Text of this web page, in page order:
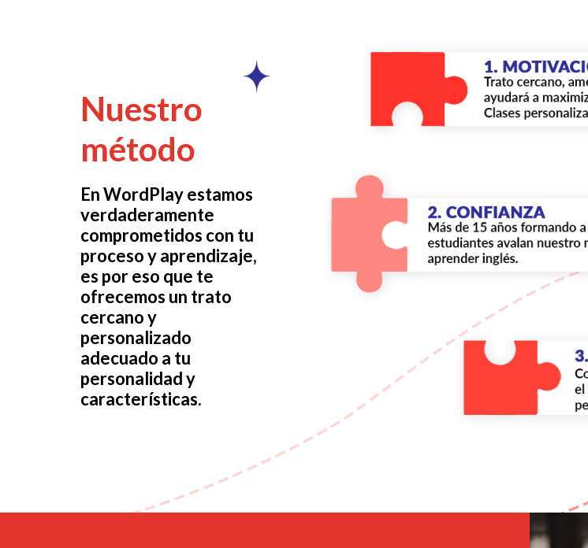
Nuestro
método
En WordPlay estamos
verdaderamente
comprometidos con tu
proceso y aprendizaje,
es por eso que te
ofrecemos un trato
cercano y
personalizado
adecuado a tu
personalidad y
características.